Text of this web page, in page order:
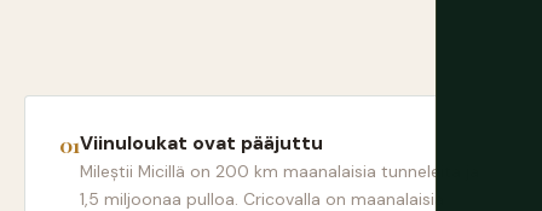
Viinuloukat ovat pääjuttu
Mileștii Micillä on 200 km maanalaisia tunneleita ja
1,5 miljoonaa pulloa. Cricovalla on maanalaisia